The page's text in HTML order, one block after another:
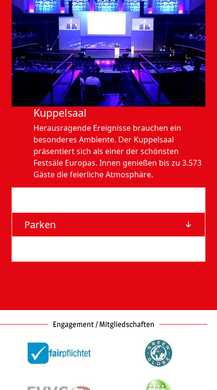
Kuppelsaal
Herausragende Ereignisse brauchen ein
besonderes Ambiente. Der Kuppelsaal
präsentiert sich als einer der schönsten
Festsäle Europas. Innen genießen bis zu 3.573
Gäste die feierliche Atmosphäre.
Parken
Engagement / Mitgliedschaften